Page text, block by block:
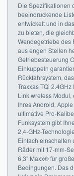
Die Spezifikationen
beeindruckende
entwickelt und in
zu bieten, die
Wendegetriebe des
aus engen Stellen
Getriebesteuerung
Einkuppeln
Rückfahrsystem,
Traxxas TQi
Link wreless
Ihres Android,
ultimative Pro-
Funksystem gibt
2,4-GHz-
Einfach
Räder mit 17-mm-
6,3" Maxx® für
Bedingungen. Das